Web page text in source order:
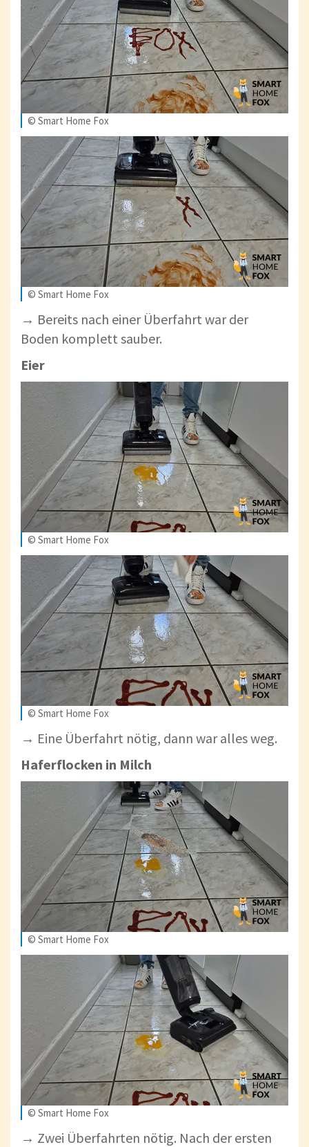
© Smart Home Fox
© Smart Home Fox
→ Bereits nach einer Überfahrt war der
Boden komplett sauber.
Eier
© Smart Home Fox
© Smart Home Fox
→ Eine Überfahrt nötig, dann war alles weg.
Haferflocken in Milch
© Smart Home Fox
© Smart Home Fox
→ Zwei Überfahrten nötig. Nach der ersten